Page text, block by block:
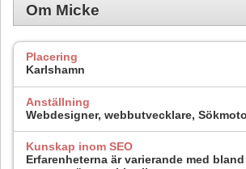
Om Micke
Placering
Karlshamn
Anställning
Webdesigner, webbutvecklare,
Kunskap inom SEO
Erfarenheterna är varierande med